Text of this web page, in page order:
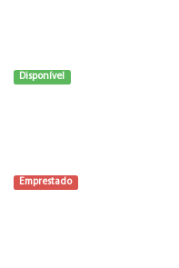
Disponível
Emprestado